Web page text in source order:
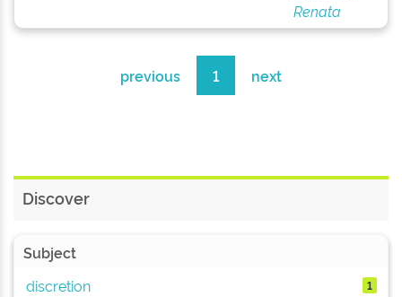
Renata
previous 1 next
Discover
Subject
discretion
1